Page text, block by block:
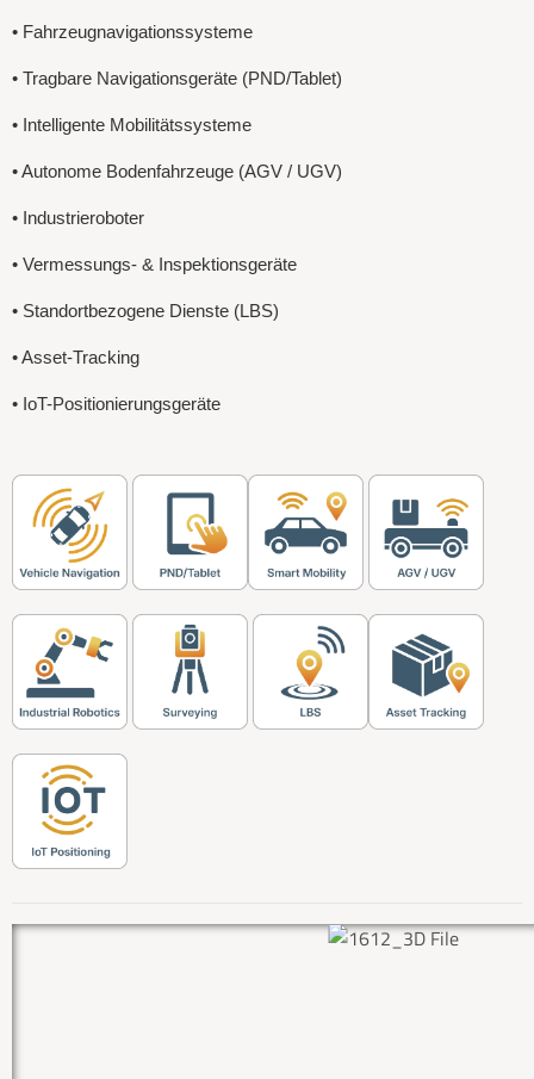
• Fahrzeugnavigationssysteme
• Tragbare Navigationsgeräte (PND/Tablet)
• Intelligente Mobilitätssysteme
• Autonome Bodenfahrzeuge (AGV / UGV)
• Industrieroboter
• Vermessungs- & Inspektionsgeräte
• Standortbezogene Dienste (LBS)
• Asset-Tracking
• IoT-Positionierungsgeräte